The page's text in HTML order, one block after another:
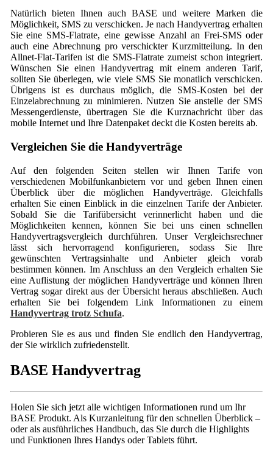
Natürlich bieten Ihnen auch BASE und weitere Marken die
Möglichkeit, SMS zu verschicken. Je nach Handyvertrag erhalten
Sie eine SMS-Flatrate, eine gewisse Anzahl an Frei-SMS oder
auch eine Abrechnung pro verschickter Kurzmitteilung. In den
Allnet-Flat-Tarifen ist die SMS-Flatrate zumeist schon integriert.
Wünschen Sie einen Handyvertrag mit einem anderen Tarif,
sollten Sie überlegen, wie viele SMS Sie monatlich verschicken.
Übrigens ist es durchaus möglich, die SMS-Kosten bei der
Einzelabrechnung zu minimieren. Nutzen Sie anstelle der SMS
Messengerdienste, übertragen Sie die Kurznachricht über das
mobile Internet und Ihre Datenpaket deckt die Kosten bereits ab.
Vergleichen Sie die Handyverträge
Auf den folgenden Seiten stellen wir Ihnen Tarife von
verschiedenen Mobilfunkanbietern vor und geben Ihnen einen
Überblick über die möglichen Handyverträge. Gleichfalls
erhalten Sie einen Einblick in die einzelnen Tarife der Anbieter.
Sobald Sie die Tarifübersicht verinnerlicht haben und die
Möglichkeiten kennen, können Sie bei uns einen schnellen
Handyvertragsvergleich durchführen. Unser Vergleichsrechner
lässt sich hervorragend konfigurieren, sodass Sie Ihre
gewünschten Vertragsinhalte und Anbieter gleich vorab
bestimmen können. Im Anschluss an den Vergleich erhalten Sie
eine Auflistung der möglichen Handyverträge und können Ihren
Vertrag sogar direkt aus der Übersicht heraus abschließen. Auch
erhalten Sie bei folgendem Link Informationen zu einem
Handyvertrag trotz Schufa.
Probieren Sie es aus und finden Sie endlich den Handyvertrag,
der Sie wirklich zufriedenstellt.
BASE Handyvertrag
Holen Sie sich jetzt alle wichtigen Informationen rund um Ihr
BASE Produkt. Als Kurzanleitung für den schnellen Überblick –
oder als ausführliches Handbuch, das Sie durch die Highlights
und Funktionen Ihres Handys oder Tablets führt.